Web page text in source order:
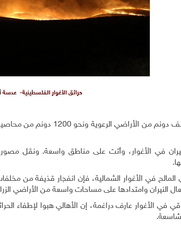
حرائق الأغوار الفلسطينية-
احترقت قرابة 60 ألف دونم
في الأغوار، وأتت على مناطق واسعة. ونقل
في الأغوار الشمالية، فإن انفجار قذيفة من
النيران وامتدادها على مساحات واسعة من الأراضي
في الأغوار عارف دراغمة، إن الأهالي هبوا لإطفاء